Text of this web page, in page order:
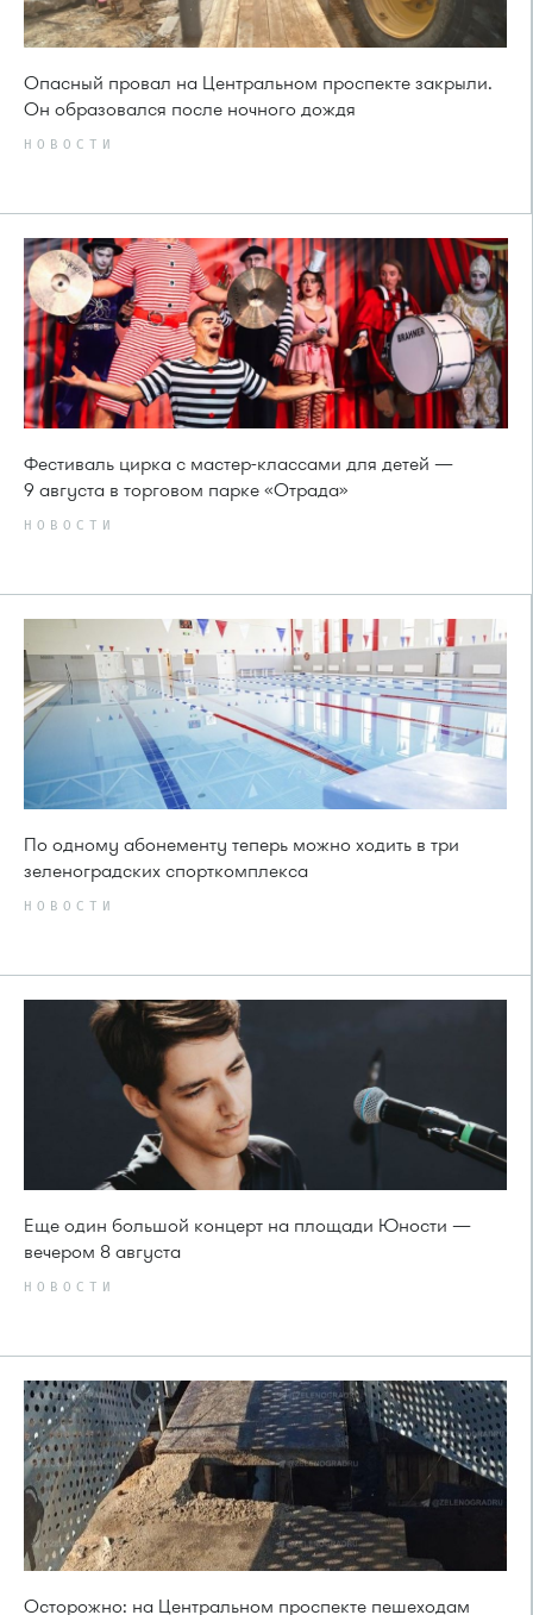
Опасный провал на Центральном проспекте закрыли.
Он образовался после ночного дождя
НОВОСТИ
Фестиваль цирка с мастер-классами для детей —
9 августа в торговом парке «Отрада»
НОВОСТИ
По одному абонементу теперь можно ходить в три
зеленоградских спорткомплекса
НОВОСТИ
Еще один большой концерт на площади Юности —
вечером 8 августа
НОВОСТИ
Осторожно: на Центральном проспекте пешеходам